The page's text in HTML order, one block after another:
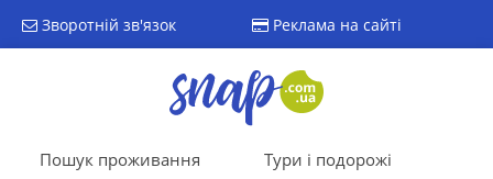
Зворотній зв'язок Реклама на сайті
Пошук проживання Тури і подорожі